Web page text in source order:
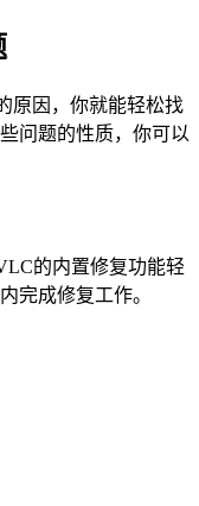
原因，你就能轻松找
问题的性质，你可以
的内置修复功能轻
完成修复工作。